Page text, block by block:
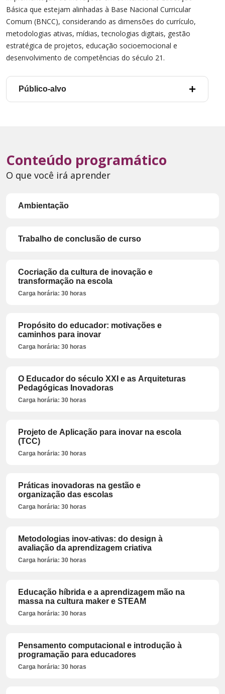
Básica que estejam alinhadas à Base Nacional Curricular
Comum (BNCC), considerando as dimensões do currículo,
metodologias ativas, mídias, tecnologias digitais, gestão
estratégica de projetos, educação socioemocional e
desenvolvimento de competências do século 21.
Público-alvo
Conteúdo programático
O que você irá aprender
Ambientação
Trabalho de conclusão de curso
Cocriação da cultura de inovação e
transformação na escola
Carga horária: 30 horas
Propósito do educador: motivações e
caminhos para inovar
Carga horária: 30 horas
O Educador do século XXI e as Arquiteturas
Pedagógicas Inovadoras
Carga horária: 30 horas
Projeto de Aplicação para inovar na escola
(TCC)
Carga horária: 30 horas
Práticas inovadoras na gestão e
organização das escolas
Carga horária: 30 horas
Metodologias inov-ativas: do design à
avaliação da aprendizagem criativa
Carga horária: 30 horas
Educação híbrida e a aprendizagem mão na
massa na cultura maker e STEAM
Carga horária: 30 horas
Pensamento computacional e introdução à
programação para educadores
Carga horária: 30 horas